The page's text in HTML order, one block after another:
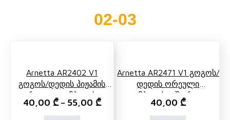
ერგონომიული სავარძლები
მატრასი, თეთრეული
ნატურალური შალის პროდუქცია
02-03
Arnetta AR2402 V1
Გოგოს/დედის Პიჟამის
Ორეული Კომპლექტი
Შარვლით
40,00 ₾– 55,00 ₾
Arnetta AR2471 V1 Გოგოს/
Დედის Ორეული
Კომპლექტი Შორტით
40,00 ₾